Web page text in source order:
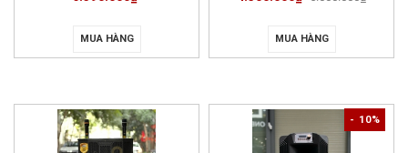
MUA HÀNG MUA HÀNG
- 10%